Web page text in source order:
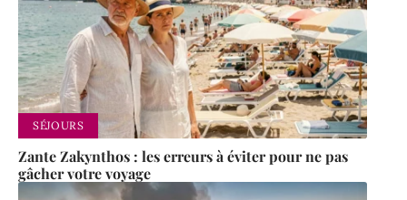
SÉJOURS
Zante Zakynthos : les erreurs à éviter pour ne pas
gâcher votre voyage